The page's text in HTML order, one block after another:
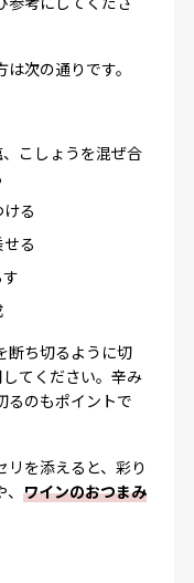
次の通りです。
こしょうを混ぜ合
る
る
断ち切るように切
てください。辛み
るのもポイントで
を添えると、彩り
ワインのおつまみ